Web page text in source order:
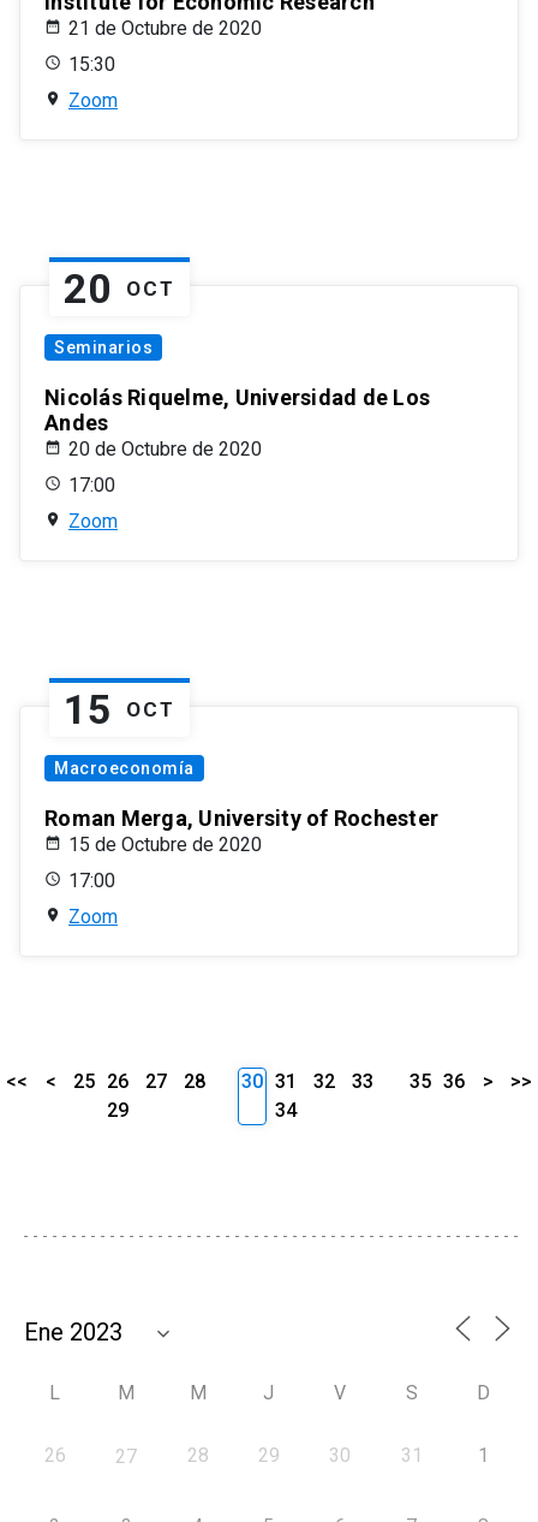
21 de Octubre de 2020
15:30
Zoom
20 OCT
Seminarios
Nicolás Riquelme, Universidad de Los
Andes
20 de Octubre de 2020
17:00
Zoom
15 OCT
Macroeconomía
Roman Merga, University of Rochester
15 de Octubre de 2020
17:00
Zoom
<< < 25 26 27
28
29
30 31 32
33
34
35 36 > >>
L M M J V S D
26 27 28 29 30 31 1